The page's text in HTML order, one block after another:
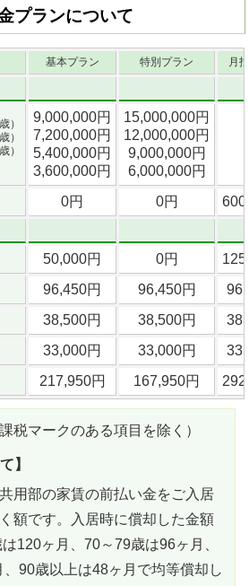
プランについて
基本プラン 特別プラン 月
）
）
）
9,000,000円
7,200,000円
5,400,000円
3,600,000円
15,000,000円
12,000,000円
9,000,000円
6,000,000円
0円 0円
50,000円 0円
96,450円 96,450円
38,500円 38,500円
33,000円 33,000円
217,950円 167,950円
税マークのある項目を除く）
】
用部の家賃の前払い金をご入居
額です。入居時に償却した金額
120ヶ月、70～79歳は96ヶ月、
90歳以上は48ヶ月で均等償却し